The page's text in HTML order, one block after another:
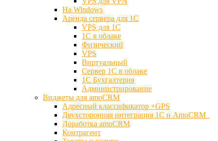
На Windows
Аренда сервера для 1С
VPS для 1С
1С в облаке
Физический
VPS
Виртуальный
Сервер 1С в облаке
1С Бухгалтерия
Администрирование
Виджеты для amoCRM
Адресный классификатор +GPS
Двухсторонняя интеграция 1С и AmoCRM
Доработка amoCRM
Контрагент